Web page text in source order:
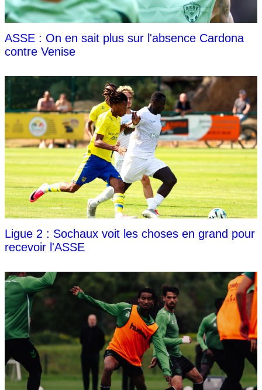
ASSE : On en sait plus sur l'absence Cardona
contre Venise
Ligue 2 : Sochaux voit les choses en grand pour
recevoir l'ASSE